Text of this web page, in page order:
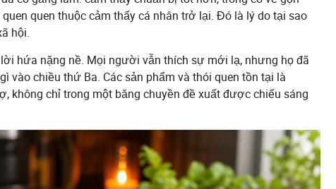
quen thuộc cảm thấy cá nhân trở lại. Đó là lý do tại sao
hội.
hứa nặng nề. Mọi người vẫn thích sự mới lạ, nhưng họ đã
chiều thứ Ba. Các sản phẩm và thói quen tồn tại là
không chỉ trong một băng chuyền đề xuất được chiếu sáng